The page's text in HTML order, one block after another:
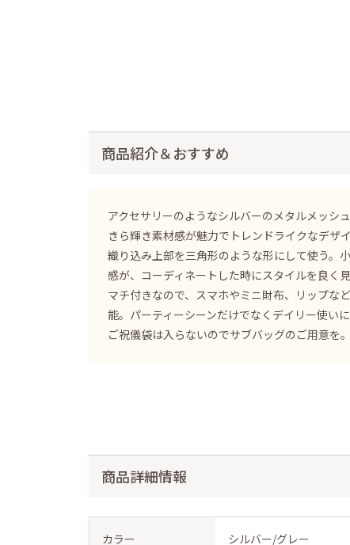
商品紹介＆おすすめ
アクセサリーのようなシルバーのメタルメッシ
きら輝き素材感が魅力でトレンドライクなデザ
織り込み上部を三角形のような形にして使う。
感が、コーディネートした時にスタイルを良く見
マチ付きなので、スマホやミニ財布、リップな
能。パーティーシーンだけでなくデイリー使いに
ご祝儀袋は入らないのでサブバッグのご用意を。
商品詳細情報
カラー シルバー/グレー